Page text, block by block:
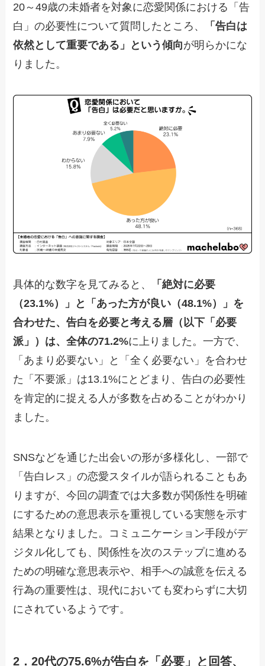
20～49歳の未婚者を対象に恋愛関係における「告
白」の必要性について質問したところ、
「告白は
依然として重要である」という傾向が明らかにな
りました。
具体的な数字を見てみると、
「絶対に必要
（23.1%）」と「あった方が良い（48.1%）」を
合わせた、告白を必要と考える層（以下「必要
派」）は、全体の71.2%に上りました。一方で、
「あまり必要ない」と「全く必要ない」を合わせ
た「不要派」は13.1%にとどまり、告白の必要性
を肯定的に捉える人が多数を占めることがわかり
ました。
SNSなどを通じた出会いの形が多様化し、一部で
「告白レス」の恋愛スタイルが語られることもあ
りますが、今回の調査では大多数が関係性を明確
にするための意思表示を重視している実態を示す
結果となりました。コミュニケーション手段がデ
ジタル化しても、関係性を次のステップに進める
ための明確な意思表示や、相手への誠意を伝える
行為の重要性は、現代においても変わらずに大切
にされているようです。
2．20代の75.6%が告白を「必要」と回答、